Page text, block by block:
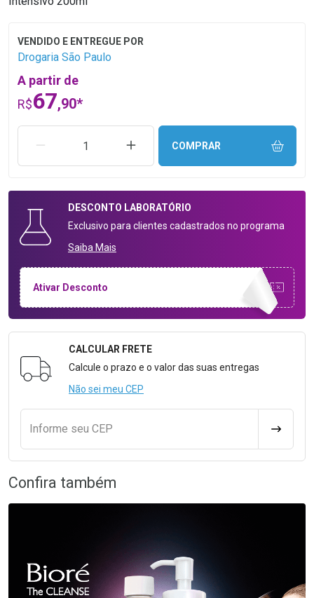
Drogaria São Paulo
A partir de
R$67,90*
REMOVER UMA UNIDADEAUMENTAR UMA UNIDADE
COMPRAR
DESCONTO LABORATÓRIO
Exclusivo para clientes cadastrados no programa
Saiba Mais
Ativar Desconto
Formulário para Calcular o Frete
CALCULAR FRETE
Calcule o prazo e o valor das suas entregas
Não sei meu CEP
Informe seu CEP
Confira também